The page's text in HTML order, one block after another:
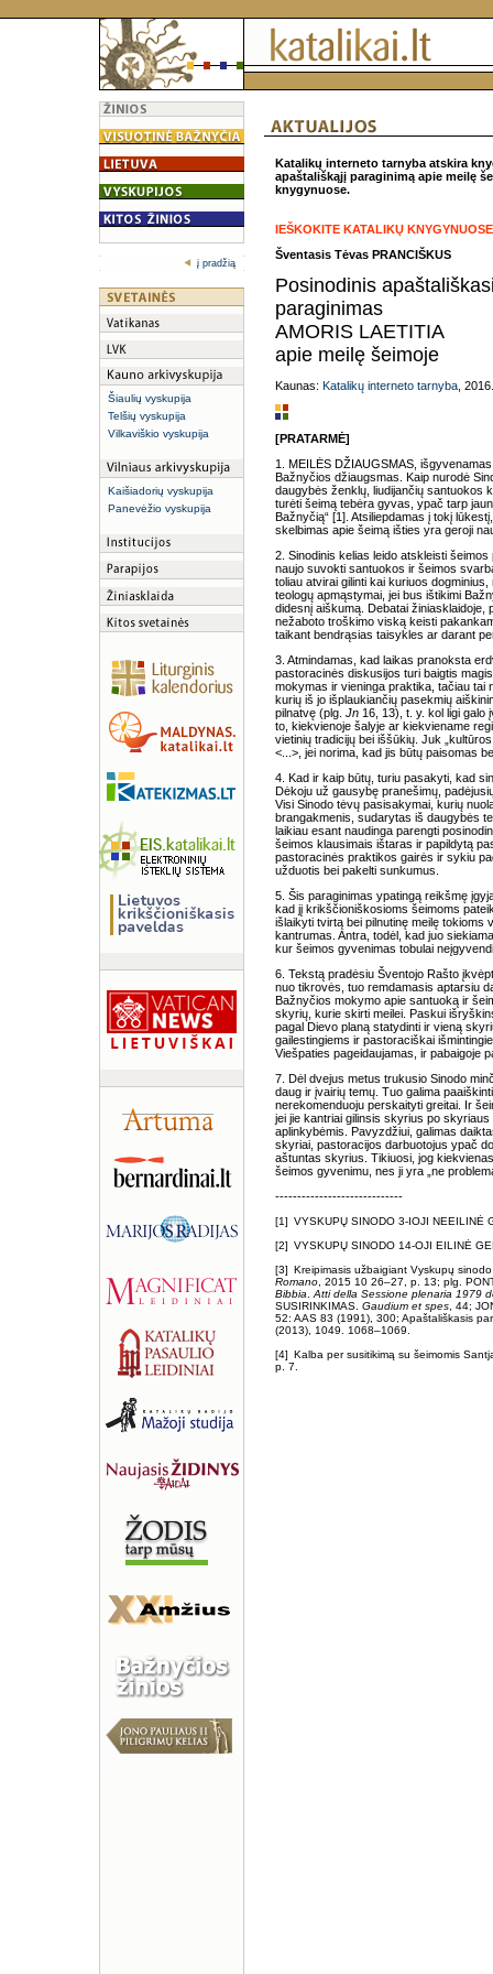
į pradžią
Šiaulių vyskupija
Telšių vyskupija
Vilkaviškio vyskupija
Kaišiadorių vyskupija
Panevėžio vyskupija
Katalikų interneto tarnyba atskira
apaštališkąjį paraginimą apie meilę
knygynuose.
IEŠKOKITE KATALIKŲ
Šventasis Tėvas PRANCIŠKUS
Posinodinis
paraginimas
AMORIS LAETITIA
apie meilę šeimoje
Kaunas: Katalikų interneto tarnyba ,
[PRATARMĖ]
1. MEILĖS DŽIAUGSMAS,
Bažnyčios džiaugsmas. Kaip nurodė
daugybės ženklų, liudijančių santuokos
turėti šeimą tebėra gyvas, ypač tarp
Bažnyčią“ [1]. Atsiliepdamas į tokį
skelbimas apie šeimą išties yra geroji
2. Sinodinis kelias leido atskleisti
naujo suvokti santuokos ir šeimos
toliau atvirai gilinti kai kuriuos
teologų apmąstymai, jei bus ištikimi
didesnį aiškumą. Debatai
nežaboto troškimo viską keisti
taikant bendrąsias taisykles ar darant
3. Atmindamas, kad laikas pranoksta
pastoracinės diskusijos turi baigtis
mokymas ir vieninga praktika, tačiau tai
kurių iš jo išplaukiančių pasekmių
pilnatvę (plg. Jn 16, 13), t. y. kol ligi galo
to, kiekvienoje šalyje ar kiekviename
vietinių tradicijų bei iššūkių. Juk
<...>, jei norima, kad jis būtų paisomas
4. Kad ir kaip būtų, turiu pasakyti, kad
Dėkoju už gausybę pranešimų,
Visi Sinodo tėvų pasisakymai, kurių
brangakmenis, sudarytas iš daugybės
laikiau esant naudinga parengti
šeimos klausimais ištaras ir papildytą
pastoracinės praktikos gairės ir sykiu
užduotis bei pakelti sunkumus.
5. Šis paraginimas ypatingą reikšmę
kad jį krikščioniškosioms šeimoms
išlaikyti tvirtą bei pilnutinę meilę
kantrumas. Antra, todėl, kad juo
kur šeimos gyvenimas tobulai
6. Tekstą pradėsiu Šventojo Rašto
nuo tikrovės, tuo remdamasis aptarsiu
Bažnyčios mokymo apie santuoką ir
skyrių, kurie skirti meilei. Paskui
pagal Dievo planą statydinti ir vieną
gailestingiems ir pastoraciškai
Viešpaties pageidaujamas, ir pabaigoje
7. Dėl dvejus metus trukusio Sinodo
daug ir įvairių temų. Tuo galima
nerekomenduoju perskaityti greitai. Ir
jei jie kantriai gilinsis skyrius po
aplinkybėmis. Pavyzdžiui, galimas
skyriai, pastoracijos darbuotojus ypač
aštuntas skyrius. Tikiuosi, jog
šeimos gyvenimu, nes ji yra „ne
-----------------------------
[1] VYSKUPŲ SINODO 3-IOJI NEEILINĖ
[2] VYSKUPŲ SINODO 14-OJI EILINĖ
[3] Kreipimasis užbaigiant Vyskupų
Romano , 2015 10 26–27, p. 13; plg.
Bibbia
Atti della Sessione plenaria 1979
SUSIRINKIMAS. Gaudium et spes , 44;
52: AAS 83 (1991), 300; Apaštališkasis
(2013), 1049. 1068–1069.
[4] Kalba per susitikimą su šeimomis
p. 7.